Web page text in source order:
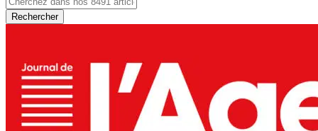
Rechercher